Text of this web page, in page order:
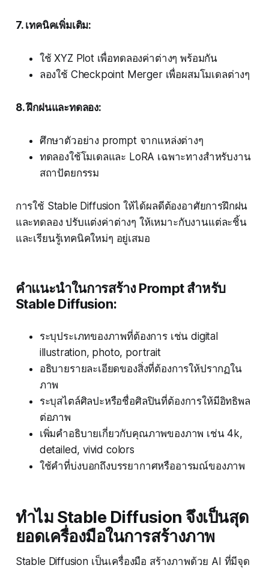
7. เทคนิคเพิ่มเติม:
ใช้ XYZ Plot เพื่อทดลองค่าต่างๆ พร้อมกัน
ลองใช้ Checkpoint Merger เพื่อผสมโมเดลต่างๆ
8. ฝึกฝนและทดลอง:
ศึกษาตัวอย่าง prompt จากแหล่งต่างๆ
ทดลองใช้โมเดลและ LoRA เฉพาะทางสำหรับงาน
สถาปัตยกรรม
การใช้ Stable Diffusion ให้ได้ผลดีต้องอาศัยการฝึกฝน
และทดลอง ปรับแต่งค่าต่างๆ ให้เหมาะกับงานแต่ละชิ้น
และเรียนรู้เทคนิคใหม่ๆ อยู่เสมอ
คำแนะนำในการสร้าง Prompt สำหรับ
Stable Diffusion:
ระบุประเภทของภาพที่ต้องการ เช่น digital
illustration, photo, portrait
อธิบายรายละเอียดของสิ่งที่ต้องการให้ปรากฏใน
ภาพ
ระบุสไตล์ศิลปะหรือชื่อศิลปินที่ต้องการให้มีอิทธิพล
ต่อภาพ
เพิ่มคำอธิบายเกี่ยวกับคุณภาพของภาพ เช่น 4k,
detailed, vivid colors
ใช้คำที่บ่งบอกถึงบรรยากาศหรืออารมณ์ของภาพ
ทำไม Stable Diffusion จึงเป็นสุด
ยอดเครื่องมือในการสร้างภาพ
Stable Diffusion เป็นเครื่องมือ สร้างภาพด้วย AI ที่มีจุด